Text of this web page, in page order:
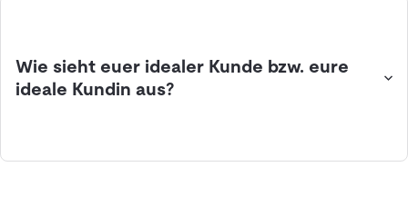
Wie sieht euer idealer Kunde bzw. eure
ideale Kundin aus?